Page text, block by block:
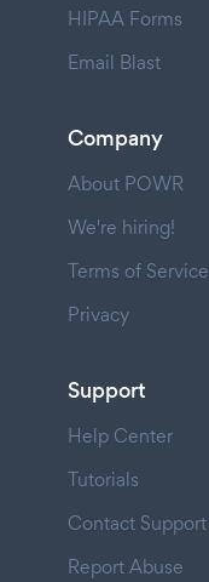
HIPAA Forms
Email Blast
Company
About POWR
We're hiring!
Terms of Service
Privacy
Support
Help Center
Tutorials
Contact Support
Report Abuse